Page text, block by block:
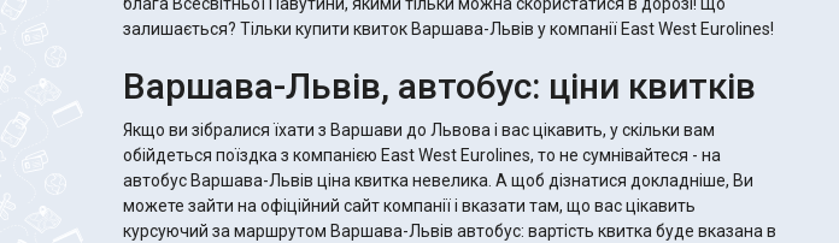
залишається? Тільки купити квиток Варшава-Львів у компанії East West Eurolines!
Варшава-Львів, автобус: ціни квитків
Якщо ви зібралися їхати з Варшави до Львова і вас цікавить, у скільки вам
обійдеться поїздка з компанією East West Eurolines, то не сумнівайтеся - на
автобус Варшава-Львів ціна квитка невелика. А щоб дізнатися докладніше, Ви
можете зайти на офіційний сайт компанії і вказати там, що вас цікавить
курсуючий за маршрутом Варшава-Львів автобус: вартість квитка буде вказана в